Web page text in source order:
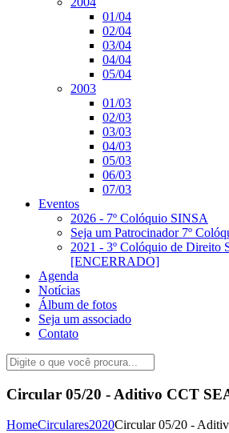
01/04
02/04
03/04
04/04
05/04
2003
01/03
02/03
03/03
04/03
05/03
06/03
07/03
Eventos
2026 - 7º Colóquio SINSA
Seja um Patrocinador 7º
2021 - 3º Colóquio de Direito
[ENCERRADO]
Agenda
Notícias
Álbum de fotos
Seja um associado
Contato
Circular 05/20 - Aditivo CCT
HomeCirculares2020Circular 05/20 -